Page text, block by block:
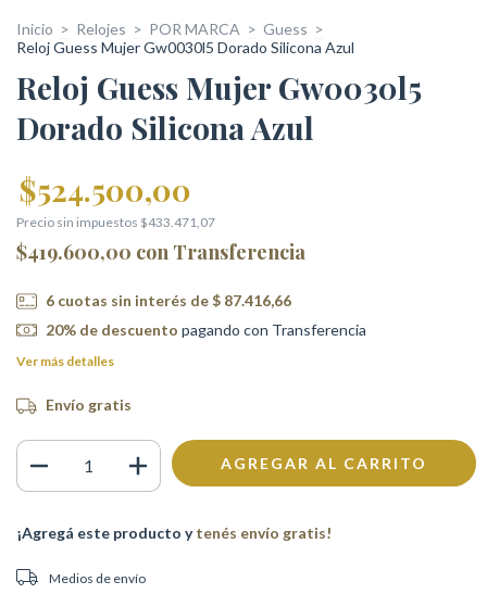
Inicio > Relojes > POR MARCA > Guess >
Reloj Guess Mujer Gw0030l5 Dorado Silicona Azul
Reloj Guess Mujer Gw0030l5
Dorado Silicona Azul
$524.500,00
Precio sin impuestos $433.471,07
$419.600,00 con Transferencia
6 cuotas sin interés de$ 87.416,66
20% de descuento pagando con Transferencia
Ver más detalles
Envío gratis
¡Agregá este producto ytenés envío gratis!
Entregas para el CP:
Medios de envío